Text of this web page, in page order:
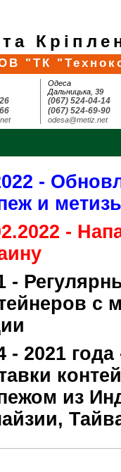
"ТК
Одеса
Дальницька, 39
(067) 524-04-14
(067) 524-69-90
odesa@metiz.net
-
и
-
-
с
- 2021
из